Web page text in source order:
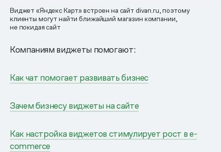
Виджет «Яндекс Карт» встроен на сайт divan.ru, поэтому
клиенты могут найти ближайший магазин компании,
не покидая сайт
Компаниям виджеты помогают:
Как чат помогает развивать бизнес
Зачем бизнесу виджеты на сайте
Как настройка виджетов стимулирует рост в e-
commerce